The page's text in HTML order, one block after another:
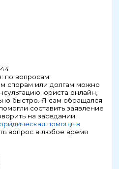
по вопросам
спорам или долгам можно
юриста онлайн,
быстро. Я сам обращался
составить заявление
на заседании.
помощь в
вопрос в любое время